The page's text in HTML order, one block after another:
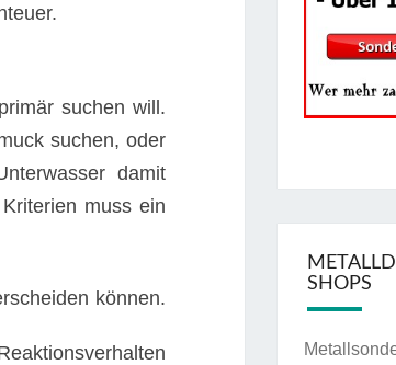
suchen will.
suchen, oder
damit
muss ein
können.
SHOPS